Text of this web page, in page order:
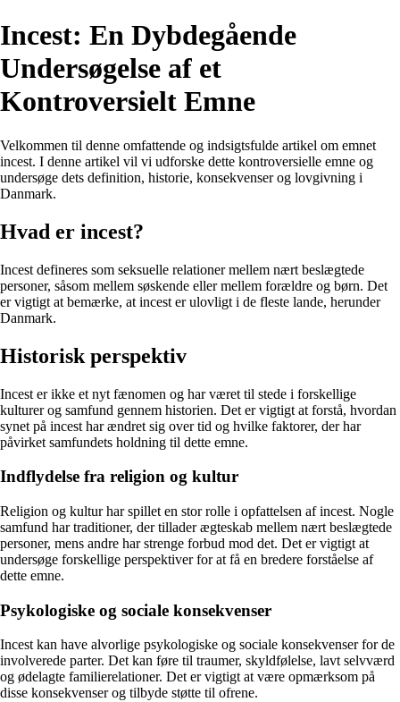
Incest: En Dybdegående
Undersøgelse af et
Kontroversielt Emne
Velkommen til denne omfattende og indsigtsfulde artikel om emnet
incest. I denne artikel vil vi udforske dette kontroversielle emne og
undersøge dets definition, historie, konsekvenser og lovgivning i
Danmark.
Hvad er incest?
Incest defineres som seksuelle relationer mellem nært beslægtede
personer, såsom mellem søskende eller mellem forældre og børn. Det
er vigtigt at bemærke, at incest er ulovligt i de fleste lande, herunder
Danmark.
Historisk perspektiv
Incest er ikke et nyt fænomen og har været til stede i forskellige
kulturer og samfund gennem historien. Det er vigtigt at forstå, hvordan
synet på incest har ændret sig over tid og hvilke faktorer, der har
påvirket samfundets holdning til dette emne.
Indflydelse fra religion og kultur
Religion og kultur har spillet en stor rolle i opfattelsen af incest. Nogle
samfund har traditioner, der tillader ægteskab mellem nært beslægtede
personer, mens andre har strenge forbud mod det. Det er vigtigt at
undersøge forskellige perspektiver for at få en bredere forståelse af
dette emne.
Psykologiske og sociale konsekvenser
Incest kan have alvorlige psykologiske og sociale konsekvenser for de
involverede parter. Det kan føre til traumer, skyldfølelse, lavt selvværd
og ødelagte familierelationer. Det er vigtigt at være opmærksom på
disse konsekvenser og tilbyde støtte til ofrene.